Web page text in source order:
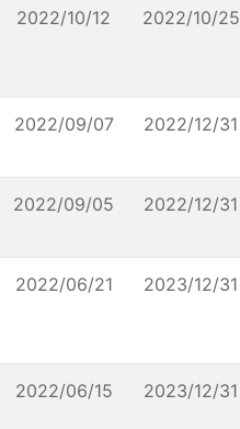
2022/10/12 2022/10/25
2022/09/07 2022/12/31
2022/09/05 2022/12/31
2022/06/21 2023/12/31
2022/06/15 2023/12/31